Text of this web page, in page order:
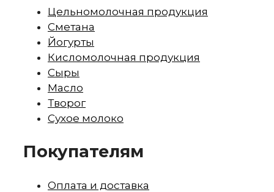
Цельномолочная продукция
Сметана
Йогурты
Кисломолочная продукция
Сыры
Масло
Творог
Сухое молоко
Покупателям
Оплата и доставка